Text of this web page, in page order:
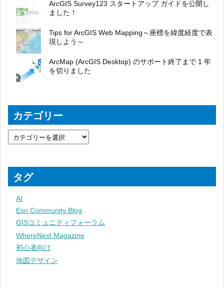
ArcGIS Survey123 スタートアップ ガイドを公開し
ました！
Tips for ArcGIS Web Mapping～座標を緯度経度で表
現しよう～
ArcMap (ArcGIS Desktop) のサポート終了まで 1 年
を切りました
カテゴリー
タグ
AI
Esri Community Blog
GISコミュニティフォーラム
WhereNext Magazine
初心者向け
地図デザイン